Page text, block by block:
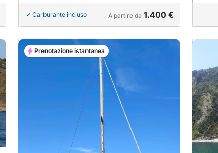
Carburante incluso A partire da 1.400 €
Prenotazione istantanea